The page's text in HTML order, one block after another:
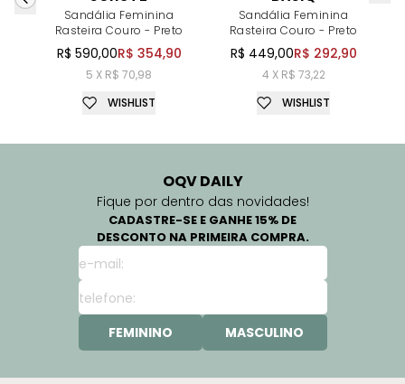
Sandália Feminina
Rasteira Couro - Preto
R$ 590,00R$ 354,90
5 X R$ 70,98
WISHLIST
Sandália Feminina
Rasteira Couro - Preto
R$ 449,00R$ 292,90
4 X R$ 73,22
WISHLIST
OQV DAILY
Fique por dentro das novidades!
CADASTRE-SE E GANHE 15% DE
DESCONTO NA PRIMEIRA COMPRA.
FEMININO MASCULINO